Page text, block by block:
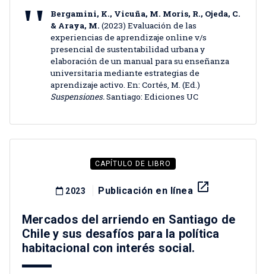
Bergamini, K., Vicuña, M. Moris, R., Ojeda, C.
& Araya, M. (2023) Evaluación de las
experiencias de aprendizaje online v/s
presencial de sustentabilidad urbana y
elaboración de un manual para su enseñanza
universitaria mediante estrategias de
aprendizaje activo. En: Cortés, M. (Ed.)
Suspensiones.Santiago: Ediciones UC
CAPÍTULO DE LIBRO
2023 Publicación en línea launch
Mercados del arriendo en Santiago de
Chile y sus desafíos para la política
habitacional con interés social.